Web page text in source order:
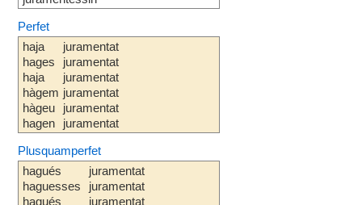
Perfet
haja
hages
haja
hàgem
hàgeu
hagen
juramentat
juramentat
juramentat
juramentat
juramentat
juramentat
Plusquamperfet
hagués
haguesses
hagués
juramentat
juramentat
juramentat